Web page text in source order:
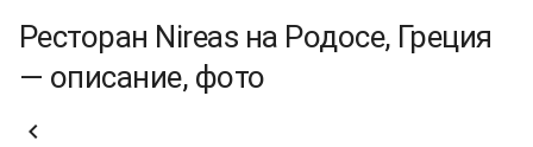
Ресторан Nireas на Родосе, Греция
— описание, фото
